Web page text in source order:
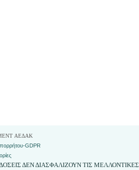
ΑΕΔΑΚ
GDPR
ΔΕΝ ΔΙΑΣΦΑΛΙΖΟΥΝ ΤΙΣ ΜΕΛΛΟΝΤΙΚΕΣ